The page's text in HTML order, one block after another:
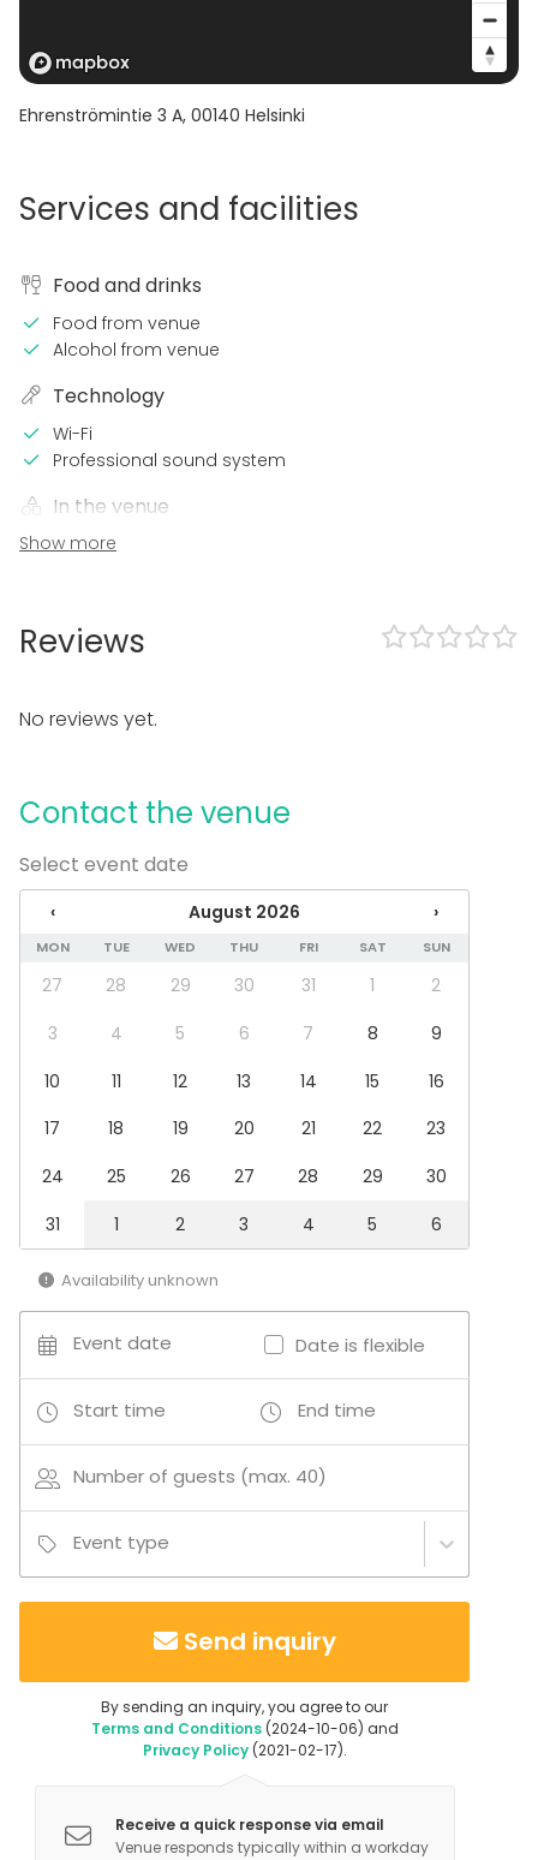
Ehrenströmintie 3 A, 00140 Helsinki
Services and facilities
Food and drinks
Food from venue
Alcohol from venue
Technology
Wi-Fi
Professional sound system
In the venue
Terrace
Dinnerware
Dinner / Lunch
Conference / Seminar
Fair / Exhibition
Performance / Show
Recreation
Cabin trip / Retreat
Christmas Party
Venue type
Café
Lounge
Open air / Outdoor space
Bar
Rooftop terrace
Additional information about services and facilities
Juomat saa ennakkotilauksena tai hakemalla
Mattolaiturin tiskiltä.
Talon DJ soittaa musiikkia tapahtuman aikana.
Yläkertaan ei ole esteetöntä kulkua.
Nelijalkaisetkin ovat meille tervetulleita, ja olemme
varanneet heitä varten vesiastioita ja keksejä.
Show more
Reviews
No reviews yet.
Contact the venue
Select event date
‹ August 2026 ›
MON TUE WED THU FRI SAT SUN
27 28 29 30 31 1
2
3
4 5 6 7 8
9
10
11 12 13 14 15
16
17
18 19 20 21 22
23
24
25 26 27 28 29
30
31
1 2 3 4 5 6
Availability unknown
Event date Date is flexible
Start time End time
Number of guests (max. 40)
Event type
Send inquiry
By sending an inquiry, you agree to our
Terms and Conditions(2024-10-06) and
Privacy Policy(2021-02-17).
Receive a quick response via email
Venue responds typically within a workday